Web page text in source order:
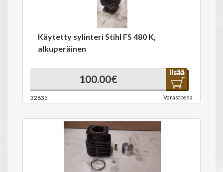
Käytetty sylinteri Stihl FS 480 K,
alkuperäinen
100.00€
32835 Varastossa